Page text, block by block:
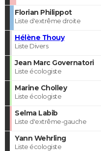
Florian Philippot
Liste d'extrême droite
Hélène Thouy
Liste Divers
Jean Marc Governatori
Liste écologiste
Marine Cholley
Liste écologiste
Selma Labib
Liste d'extrême-gauche
Yann Wehrling
Liste écologiste